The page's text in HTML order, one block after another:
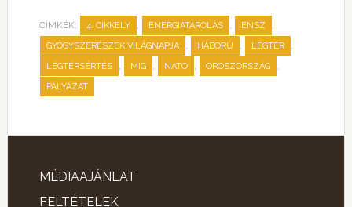
CÍMKÉK: 4. CIKKELY , ENERGIATÁROLÁS , ENSZ ,
GYÓGYSZERÉSZEK VILÁGNAPJA , HÁBORÚ , LÉGTÉR ,
LÉGTÉRSÉRTÉS , MIG , NATO , OROSZORSZÁG ,
PÁLYÁZAT
MÉDIAAJÁNLAT
FELTÉTELEK